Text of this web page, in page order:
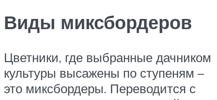
Виды миксбордеров
Цветники, где выбранные дачником
культуры высажены по ступеням –
это миксбордеры. Переводится с